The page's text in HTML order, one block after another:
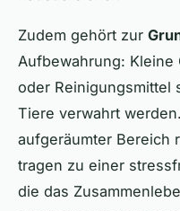
Zudem gehört zur
Aufbewahrung: Kleine
oder Reinigungsmittel
Tiere verwahrt
aufgeräumter Bereich
tragen zu einer
die das